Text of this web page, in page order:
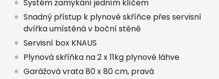
Systém zamykání jedním klíčem
Snadný přístup k plynové skříňce přes servisní
dvířka umístěná v boční stěně
Servisní box KNAUS
Plynová skříňka na 2 x 11kg plynové láhve
Garážová vrata 80 x 80 cm, pravá